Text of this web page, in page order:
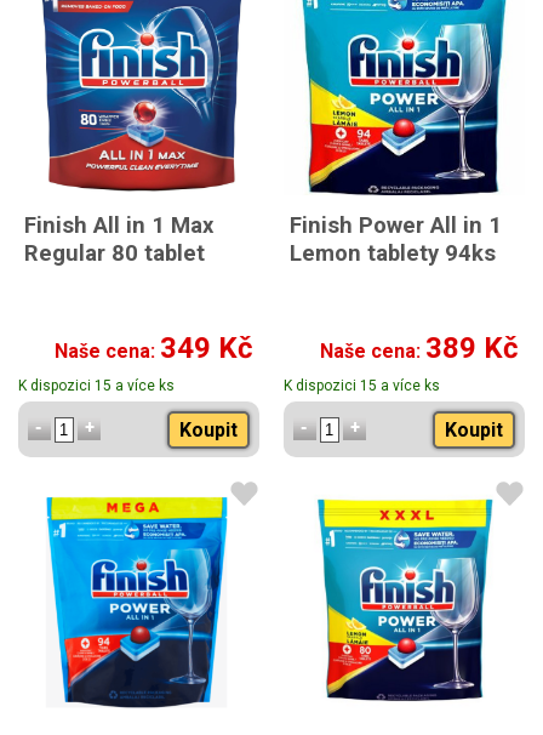
Finish All in 1 Max
Regular 80 tablet
Naše cena: 349 Kč
K dispozici 15 a více ks
Koupit
Finish Power All in 1
Lemon tablety 94ks
Naše cena: 389 Kč
K dispozici 15 a více ks
Koupit